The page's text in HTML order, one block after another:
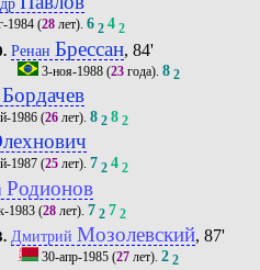
1984 (28 лет).6 2 4 2
Ренан Брессан, 84'
3-ноя-1988(23года). 8 2
Бордачев
1986 (26 лет).8 2 8 2
1987 (25 лет).7 2 4 2
Родионов
1983 (28 лет).7 2 7 2
Дмитрий Мозолевский, 87'
30-апр-1985(27лет). 2 2